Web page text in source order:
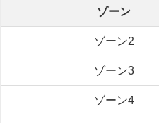
ゾーン
ゾーン2
ゾーン3
ゾーン4